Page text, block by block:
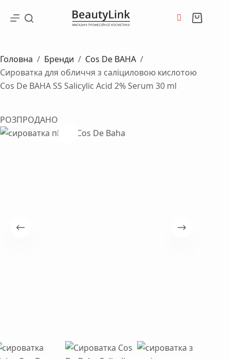
Кошик
Головна / Бренди / Cos De BAHA /
Сироватка для обличчя з саліциловою кислотою
Cos De BAHA SS Salicylic Acid 2% Serum 30 ml
РОЗПРОДАНО